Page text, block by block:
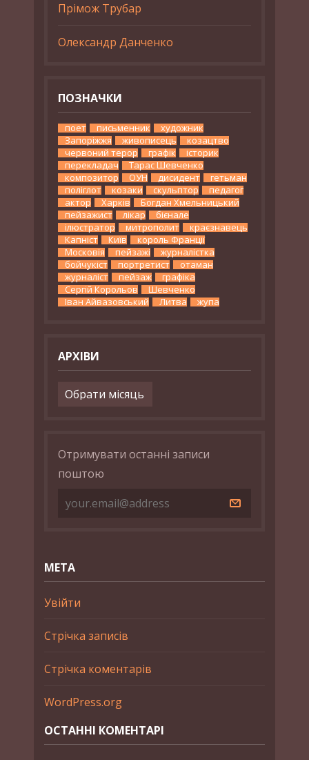
Прімож Трубар
Олександр Данченко
ПОЗНАЧКИ
поет письменник
художник
Запоріжжя
живописець
козацтво
червоний терор
графік
історик
перекладач
Тарас Шевченко
композитор
ОУН дисидент
гетьман
поліглот
козаки скульптор
педагог
актор
Харків
Богдан Хмельницький
пейзажист
лікар
бієнале
ілюстратор
митрополит
краєзнавець
Капніст
Київ
король Франції
Московія
пейзажі
журналістка
бойчукіст
портретист
отаман
журналіст
пейзаж
графіка
Сергій Корольов
Шевченко
Іван Айвазовський
Литва жупа
АРХІВИ
Архіви
Отримувати останні записи
поштою
МЕТА
Увійти
Стрічка записів
Стрічка коментарів
WordPress.org
ОСТАННІ КОМЕНТАРІ